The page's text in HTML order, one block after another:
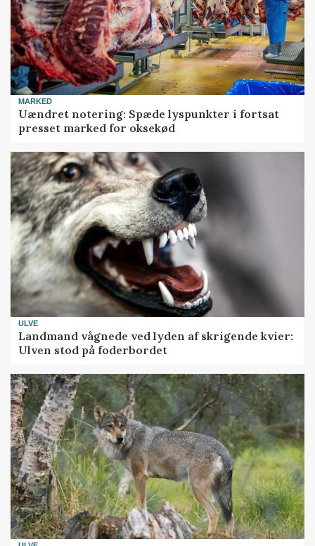
MARKED
Uændret notering: Spæde lyspunkter i fortsat
presset marked for oksekød
ULVE
Landmand vågnede ved lyden af skrigende kvier:
Ulven stod på foderbordet